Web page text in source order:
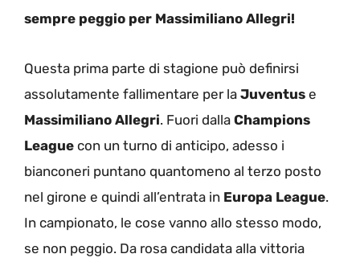
sempre peggio per Massimiliano Allegri!
Questa prima parte di stagione può definirsi
assolutamente fallimentare per la Juventus e
Massimiliano Allegri. Fuori dalla Champions
League con un turno di anticipo, adesso i
bianconeri puntano quantomeno al terzo posto
nel girone e quindi all’entrata in Europa League.
In campionato, le cose vanno allo stesso modo,
se non peggio. Da rosa candidata alla vittoria